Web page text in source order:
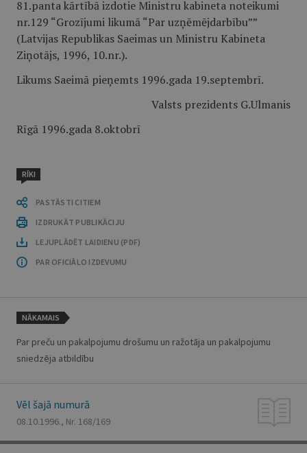
81.panta kārtībā izdotie Ministru kabineta noteikumi
nr.129 “Grozījumi likumā “Par uzņēmējdarbību””
(Latvijas Republikas Saeimas un Ministru Kabineta
Ziņotājs, 1996, 10.nr.).
Likums Saeimā pieņemts 1996.gada 19.septembrī.
Valsts prezidents G.Ulmanis
Rīgā 1996.gada 8.oktobrī
RĪKI
PASTĀSTI CITIEM
IZDRUKĀT PUBLIKĀCIJU
LEJUPLĀDĒT LAIDIENU (PDF)
PAR OFICIĀLO IZDEVUMU
NĀKAMAIS
Par preču un pakalpojumu drošumu un ražotāja un pakalpojumu
sniedzēja atbildību
Vēl šajā numurā
08.10.1996., Nr. 168/169